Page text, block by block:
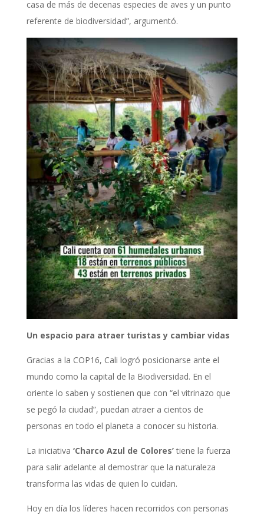
casa de más de decenas especies de aves y un punto
referente de biodiversidad”, argumentó.
Un espacio para atraer turistas y cambiar vidas
Gracias a la COP16, Cali logró posicionarse ante el
mundo como la capital de la Biodiversidad. En el
oriente lo saben y sostienen que con “el vitrinazo que
se pegó la ciudad”, puedan atraer a cientos de
personas en todo el planeta a conocer su historia.
La iniciativa ‘Charco Azul de Colores’ tiene la fuerza
para salir adelante al demostrar que la naturaleza
transforma las vidas de quien lo cuidan.
Hoy en día los líderes hacen recorridos con personas